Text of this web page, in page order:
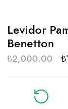
Levidor
Benetton
₺2,000.00 ₺